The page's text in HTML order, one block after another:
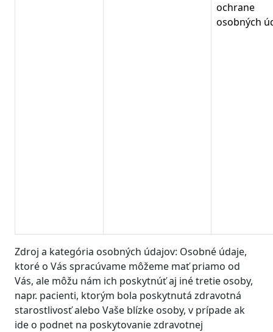
ochrane
osobných
Zdroj a kategória osobných údajov: Osobné údaje,
ktoré o Vás spracúvame môžeme mať priamo od
Vás, ale môžu nám ich poskytnúť aj iné tretie osoby,
napr. pacienti, ktorým bola poskytnutá zdravotná
starostlivosť alebo Vaše blízke osoby, v prípade ak
ide o podnet na poskytovanie zdravotnej